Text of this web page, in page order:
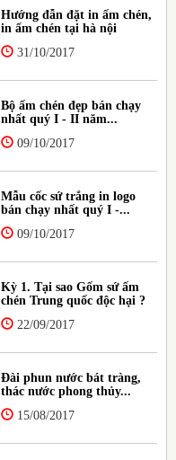
Hướng đẫn đặt in ấm chén,
in ấm chén tại hà nội
31/10/2017
Bộ ấm chén đẹp bán chạy
nhất quý I - II năm...
09/10/2017
Mẫu cốc sứ trắng in logo
bán chạy nhất quý I -...
09/10/2017
Kỳ 1. Tại sao Gốm sứ ấm
chén Trung quốc độc hại ?
22/09/2017
Đài phun nước bát tràng,
thác nước phong thủy...
15/08/2017